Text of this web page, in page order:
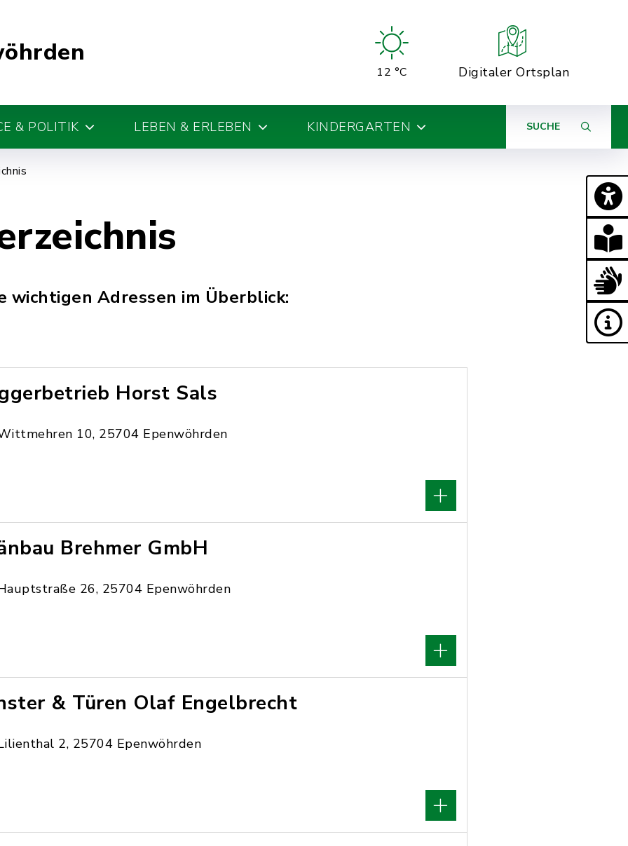
12 °C Digitaler Ortsplan
& POLITIK LEBEN & ERLEBEN KINDERGARTEN SUCHE
wichtigen Adressen im Überblick:
Horst Sals
10, 25704 Epenwöhrden
Brehmer GmbH
26, 25704 Epenwöhrden
& Türen Olaf Engelbrecht
2, 25704 Epenwöhrden